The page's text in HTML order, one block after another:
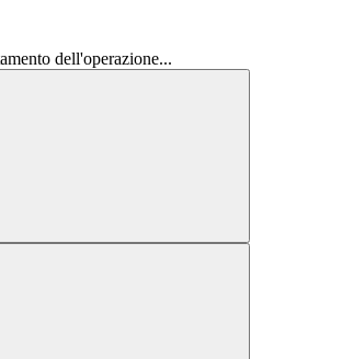
dell'operazione...